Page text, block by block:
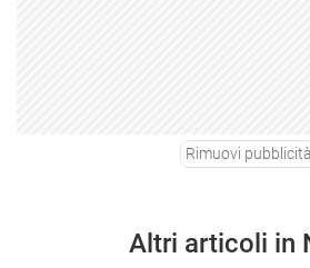
Rimuovi pubblicità
Altri articoli in